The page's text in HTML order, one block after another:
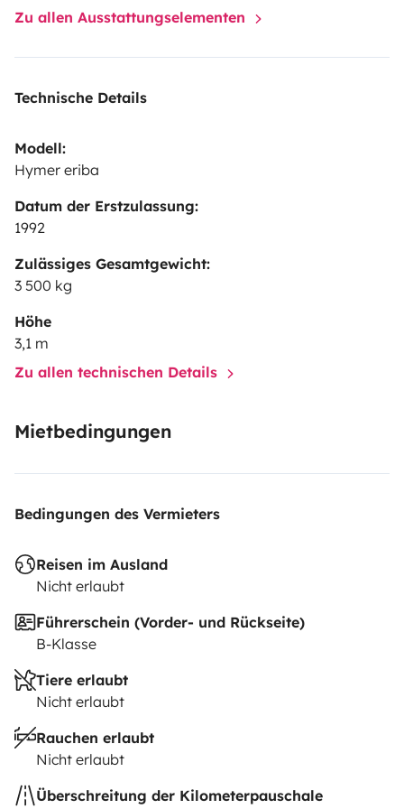
Zu allen Ausstattungselementen
Technische Details
Modell:
Hymer eriba
Datum der Erstzulassung:
1992
Zulässiges Gesamtgewicht:
3 500 kg
Höhe
3,1 m
Zu allen technischen Details
Mietbedingungen
Bedingungen des Vermieters
Reisen im Ausland
Nicht erlaubt
Führerschein (Vorder- und Rückseite)
B-Klasse
Tiere erlaubt
Nicht erlaubt
Rauchen erlaubt
Nicht erlaubt
Überschreitung der Kilometerpauschale